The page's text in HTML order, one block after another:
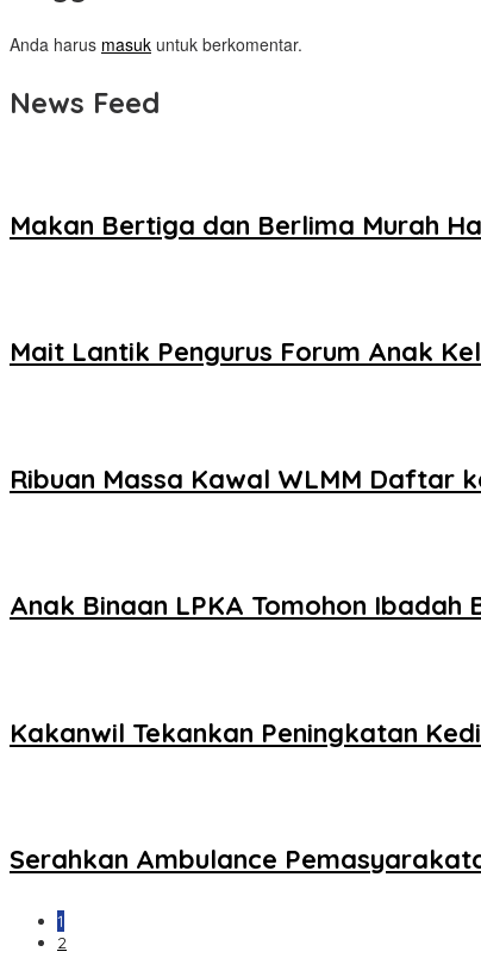
Anda harus masuk untuk berkomentar.
News Feed
Makan Bertiga dan Berlima Murah
Mait Lantik Pengurus Forum Anak
Ribuan Massa Kawal WLMM Daftar
Anak Binaan LPKA Tomohon
Kakanwil Tekankan Peningkatan
Serahkan Ambulance
1
2